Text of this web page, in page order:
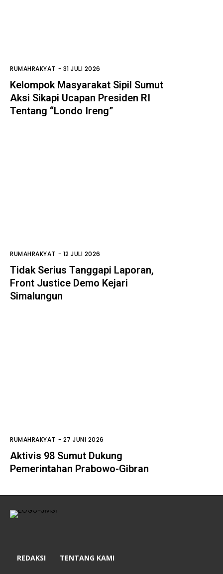
RUMAHRAKYAT - 31 JULI 2026
Kelompok Masyarakat Sipil Sumut
Aksi Sikapi Ucapan Presiden RI
Tentang “Londo Ireng”
RUMAHRAKYAT - 12 JULI 2026
Tidak Serius Tanggapi Laporan,
Front Justice Demo Kejari
Simalungun
RUMAHRAKYAT - 27 JUNI 2026
Aktivis 98 Sumut Dukung
Pemerintahan Prabowo-Gibran
REDAKSI TENTANG KAMI